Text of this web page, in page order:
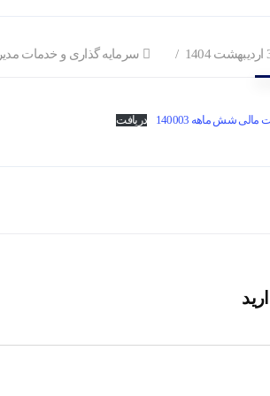
سرمایه گذاری و خدمات
شش ماهه 140003 دریافت